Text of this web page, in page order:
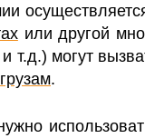
или другой
и т.д.) могут
.